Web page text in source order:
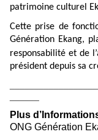
patrimoine culturel
Cette prise de
Génération Ekang,
responsabilité et de
président depuis sa
Plus
ONG Génération